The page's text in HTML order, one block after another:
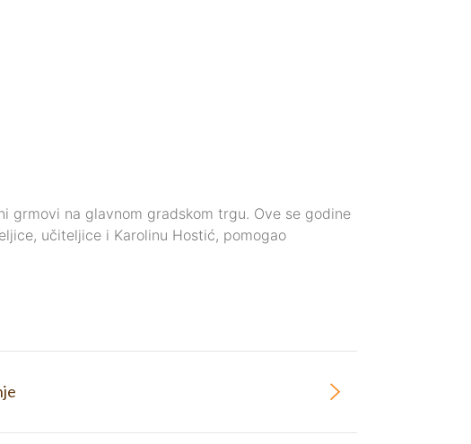
grmovi na glavnom gradskom trgu. Ove se godine
učiteljice i Karolinu Hostić, pomogao